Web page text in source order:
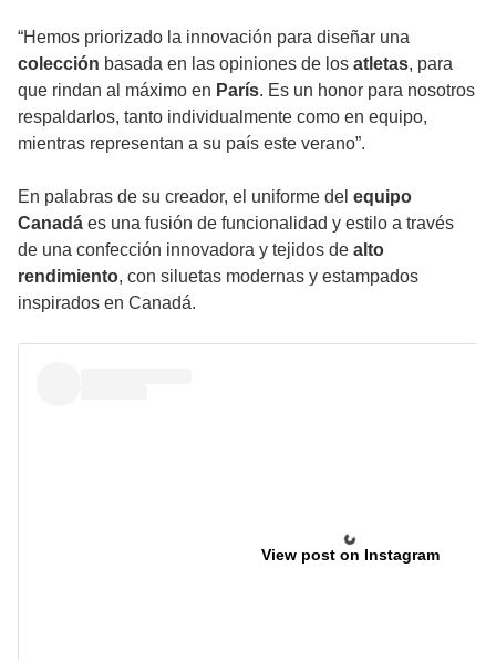
“Hemos priorizado la innovación para diseñar una
colección basada en las opiniones de los atletas, para
que rindan al máximo en París. Es un honor para nosotros
respaldarlos, tanto individualmente como en equipo,
mientras representan a su país este verano”.
En palabras de su creador, el uniforme del equipo
Canadá es una fusión de funcionalidad y estilo a través
de una confección innovadora y tejidos de alto
rendimiento, con siluetas modernas y estampados
inspirados en Canadá.
View post on Instagram